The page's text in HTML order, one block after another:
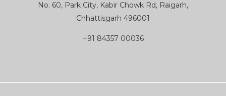
No. 60, Park City, Kabir Chowk Rd, Raigarh,
Chhattisgarh 496001
+91 84357 00036